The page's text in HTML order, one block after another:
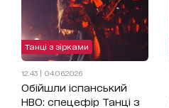
Танці з зірками
12:43 | 04.06.2026
Обійшли іспанський
HBO: спецефір Танці з